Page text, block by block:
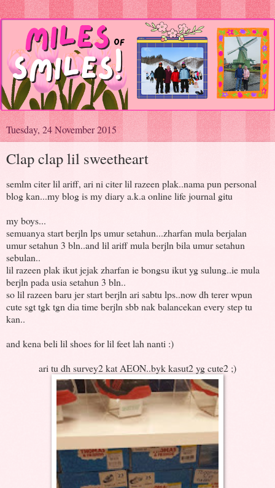
Tuesday, 24 November 2015
Clap clap lil sweetheart
semlm citer lil ariff, ari ni citer lil razeen plak..nama pun personal
blog kan...my blog is my diary a.k.a online life journal gitu
my boys...
semuanya start berjln lps umur setahun...zharfan mula berjalan
umur setahun 3 bln..and lil ariff mula berjln bila umur setahun
sebulan..
lil razeen plak ikut jejak zharfan ie bongsu ikut yg sulung..ie mula
berjln pada usia setahun 3 bln..
so lil razeen baru jer start berjln ari sabtu lps..now dh terer wpun
cute sgt tgk tgn dia time berjln sbb nak balancekan every step tu
kan..
and kena beli lil shoes for lil feet lah nanti :)
ari tu dh survey2 kat AEON..byk kasut2 yg cute2 ;)